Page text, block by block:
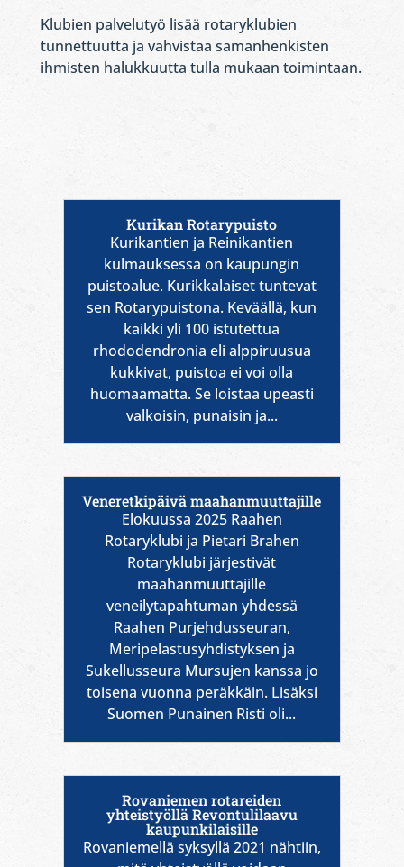
Klubien palvelutyö lisää rotaryklubien
tunnettuutta ja vahvistaa samanhenkisten
ihmisten halukkuutta tulla mukaan toimintaan.
Kurikan Rotarypuisto
Kurikantien ja Reinikantien
kulmauksessa on kaupungin
puistoalue. Kurikkalaiset tuntevat
sen Rotarypuistona. Keväällä, kun
kaikki yli 100 istutettua
rhododendronia eli alppiruusua
kukkivat, puistoa ei voi olla
huomaamatta. Se loistaa upeasti
valkoisin, punaisin ja...
Veneretkipäivä maahanmuuttajille
Elokuussa 2025 Raahen
Rotaryklubi ja Pietari Brahen
Rotaryklubi järjestivät
maahanmuuttajille
veneilytapahtuman yhdessä
Raahen Purjehdusseuran,
Meripelastusyhdistyksen ja
Sukellusseura Mursujen kanssa jo
toisena vuonna peräkkäin. Lisäksi
Suomen Punainen Risti oli...
Rovaniemen rotareiden
yhteistyöllä Revontulilaavu
kaupunkilaisille
Rovaniemellä syksyllä 2021 nähtiin,